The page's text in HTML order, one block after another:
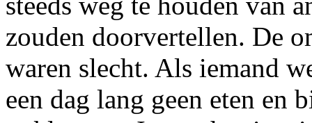
zouden doorvertellen. De
waren slecht. Als iemand
een dag lang geen eten en